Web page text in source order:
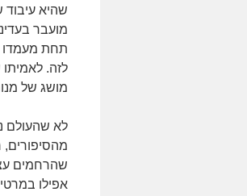
שהיא
מועבר
תחת מעמדו
לזה.
מושג של
לא שהעולם
שהרחמים
אפילו